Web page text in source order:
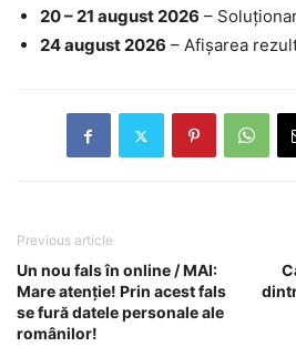
20 – 21 august 2026 –
24 august 2026 – Afișarea
Previous article
Un nou fals în online / MAI:
Mare atenție! Prin acest fals
se fură datele personale ale
românilor!